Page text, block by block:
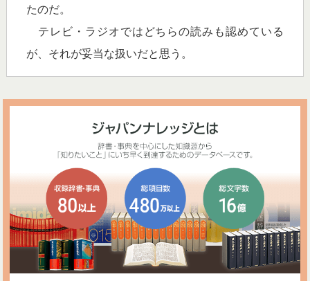
たのだ。
テレビ・ラジオではどちらの読みも認めている
が、それが妥当な扱いだと思う。